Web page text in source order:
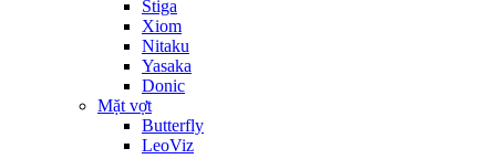
Stiga
Xiom
Nitaku
Yasaka
Donic
Mặt vợt
Butterfly
LeoViz